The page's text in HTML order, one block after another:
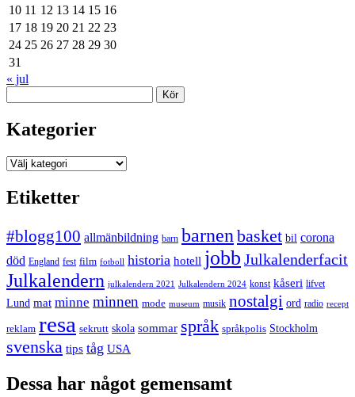
10 11 12 13 14 15 16
17 18 19 20 21 22 23
24 25 26 27 28 29 30
31
« jul
Kategorier
Kategorier
Etiketter
#blogg100 allmänbildning barn barnen basket bil corona
död England fest film fotboll historia hotell jobb Julkalenderfacit
Julkalendern julkalendern 2021 Julkalendern 2024 konst kåseri lifvet
Lund mat minne minnen mode museum musik nostalgi ord radio recept
reklam resa sekrutt skola sommar språk språkpolis Stockholm
svenska tips tåg USA
Dessa har något gemensamt